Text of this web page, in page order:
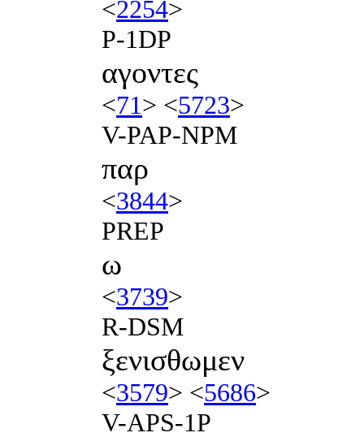
<2254>
P-1DP
αγοντες
<71> <5723>
V-PAP-NPM
παρ
<3844>
PREP
ω
<3739>
R-DSM
ξενισθωμεν
<3579> <5686>
V-APS-1P